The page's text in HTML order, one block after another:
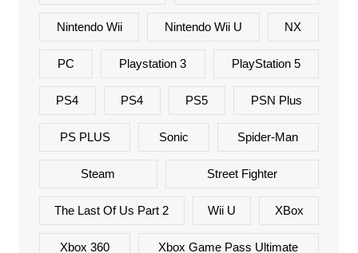
Nintendo Wii Nintendo Wii U NX
PC Playstation 3 PlayStation 5
PS4 PS4 PS5 PSN Plus
PS PLUS Sonic Spider-Man
Steam Street Fighter
The Last Of Us Part 2 Wii U XBox
Xbox 360 Xbox Game Pass Ultimate